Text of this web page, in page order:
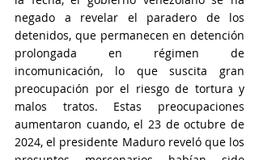
negado a revelar el paradero de los
detenidos, que permanecen en detención
prolongada en régimen de
incomunicación, lo que suscita gran
preocupación por el riesgo de tortura y
malos tratos. Estas preocupaciones
aumentaron cuando, el 23 de octubre de
2024, el presidente Maduro reveló que los